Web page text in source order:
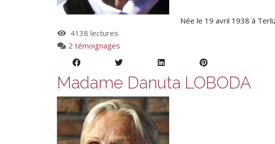
Née le 19 avril 1938 à
4138 lectures
2 témoignages
Madame Danuta LOBODA